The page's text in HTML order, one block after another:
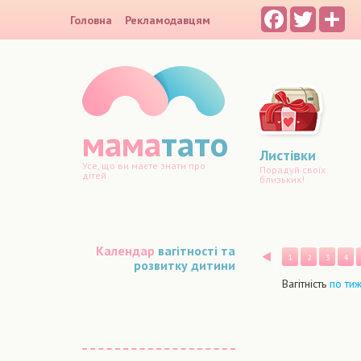
Головна Рекламодавцям FacebookTwitter
маматато
Усе, що ви маєте знати про
дітей
Листівки
Порадуй своїх
близьких!
Календар вагітності та
розвитку дитини
Назад
1 2 3 4
Вагітність по